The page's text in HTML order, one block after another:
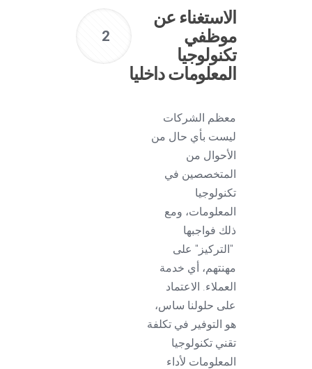
2
الاستغناء عن
موظفي
تكنولوجيا
المعلومات داخليا
معظم الشركات
ليست بأي حال من
الأحوال من
المتخصصين في
تكنولوجيا
المعلومات، ومع
ذلك فواجبها
"التركيز" على
مهنتهم، أي خدمة
العملاء. الاعتماد
على حلولنا ساس،
هو التوفير في تكلفة
تقني تكنولوجيا
المعلومات لأداء